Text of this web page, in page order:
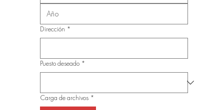
Dirección *
Puesto deseado *
Carga de archivos *